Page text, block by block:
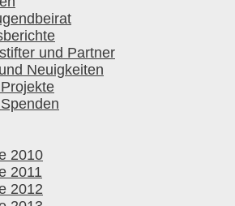
und Partner
Neuigkeiten
2010
2011
2012